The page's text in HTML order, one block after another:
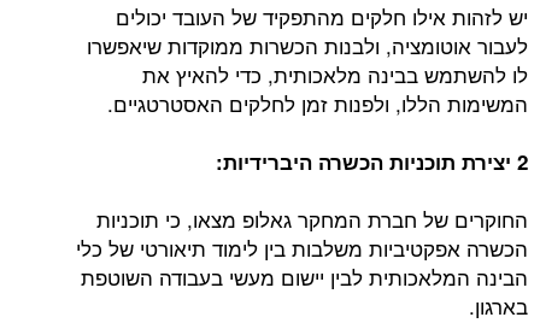
יש לזהות אילו חלקים מהתפקיד של העובד יכולים
לעבור אוטומציה, ולבנות הכשרות ממוקדות שיאפשרו
לו להשתמש בבינה מלאכותית, כדי להאיץ את
המשימות הללו, ולפנות זמן לחלקים האסטרטגיים.
2 יצירת תוכניות הכשרה היברידיות:
החוקרים של חברת המחקר גאלופ מצאו, כי תוכניות
הכשרה אפקטיביות משלבות בין לימוד תיאורטי של כלי
הבינה המלאכותית לבין יישום מעשי בעבודה השוטפת
בארגון.